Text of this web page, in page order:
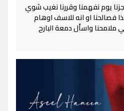
يوم نفهمنا وقررنا نغيب شوي
فصالحنا او انه للاسف اوهام
ملامحنا واسأل دمعة البارح